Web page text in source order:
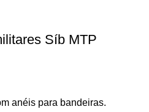
Síb MTP
anéis para bandeiras.